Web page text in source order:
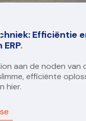
Efficiëntie
.
aan de noden van
efficiënte
hier.